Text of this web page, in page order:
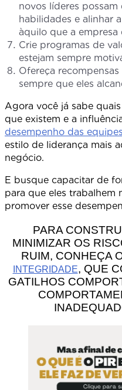
novos líderes
habilidades e alinhar
àquilo que a empresa
Crie programas de
estejam sempre
Ofereça
sempre que eles
Agora você já sabe
que existem e a
desempenho das equipes
estilo de liderança mais
E busque capacitar de
para que eles trabalhem
promover esse
PARA
MINIMIZAR OS
RUIM, CONHEÇA
INTEGRIDADE, QUE
GATILHOS